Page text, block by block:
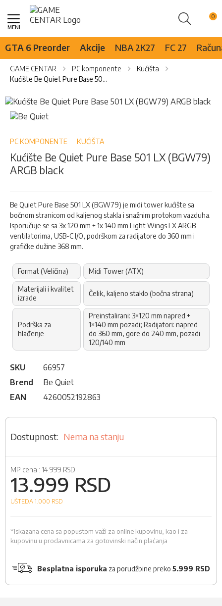
Pretraži
Skip
Content
GTA 6 Preorder Akcije NBA 2K27 FC 27
GAME CENTAR PC komponente
Kućišta
Kućište Be Quiet Pure Base 501 LX (BGW79) ARGB black
Skip
to
the
of
images
gallery
Skip
to
beginning
the
images
PC KOMPONENTE KUĆIŠTA
Kućište Be Quiet Pure Base 501 LX (BGW79)
ARGB black
Be Quiet Pure Base 501 LX (BGW79) je midi tower kućište sa
bočnom stranicom od kaljenog stakla i snažnim protokom vazduha.
Isporučuje se sa 3x 120 mm + 1x 140 mm Light Wings LX ARGB
ventilatorima, USB-C I/O, podrškom za radijatore do 360 mm i
grafičke dužine 368 mm.
Format (Veličina) Midi Tower (ATX)
Materijali i kvalitet
izrade
Čelik, kaljeno staklo (bočna strana)
Podrška za
hlađenje
Preinstalirani: 3×120 mm napred +
1×140 mm pozadi; Radijatori: napred
do 360 mm, gore do 240 mm, pozadi
120/140 mm
SKU
66957
Brend
Be Quiet
EAN
4260052192863
Nema na stanju
MP cena : 14.999 RSD
13.999 RSD
UŠTEDA 1.000 RSD
*Iskazana cena sa popustom važi za online kupovinu, kao i za
kupovinu u prodavnicama za gotovinski način plaćanja
Besplatna isporuka za porudžbine preko 5.999 RSD